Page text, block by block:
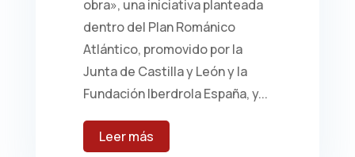
obra», una iniciativa planteada
dentro del Plan Románico
Atlántico, promovido por la
Junta de Castilla y León y la
Fundación Iberdrola España, y...
leer más